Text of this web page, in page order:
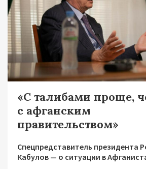
«С талибами проще,
с афганским
правительством»
Спецпредставитель президента
Кабулов — о ситуации в